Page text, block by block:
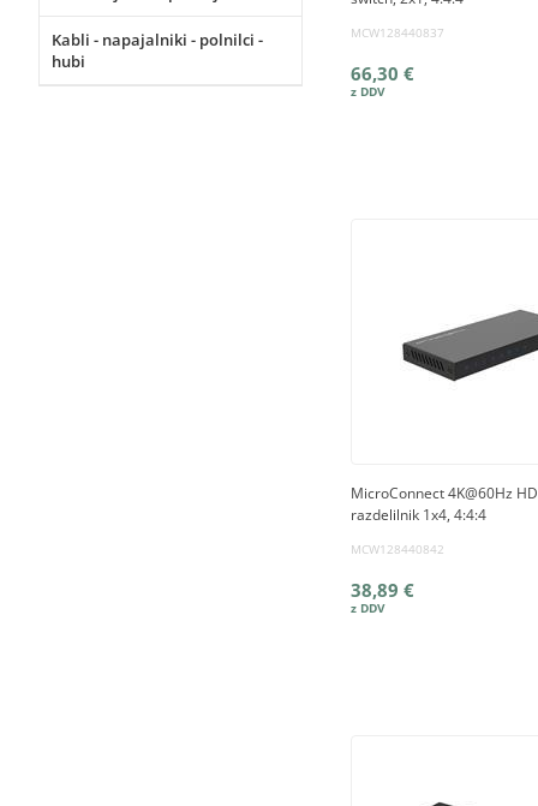
Kabli - napajalniki - polnilci -
hubi
MCW128440837
66,30 €
MicroConnect 4K@60Hz
razdelilnik 1x4, 4:4:4
MCW128440842
38,89 €